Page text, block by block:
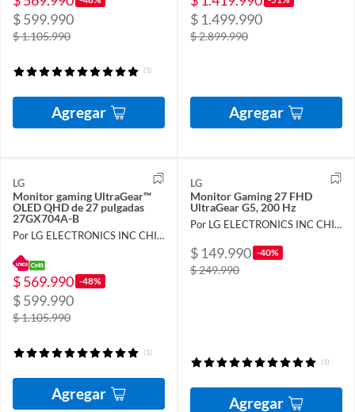
$ 599.990
$ 1.105.990
(1)
Agregar
$ 1.499.990
$ 2.899.990
Agregar
LG
Monitor gaming UltraGear™
OLED QHD de 27 pulgadas
27GX704A-B
Por LG ELECTRONICS INC CHILE LIMITADA
$ 569.990 -48%
$ 599.990
$ 1.105.990
(1)
Agregar
LG
Monitor Gaming 27 FHD
UltraGear G5, 200 Hz
Por LG ELECTRONICS INC CHILE LIMITADA
$ 149.990 -40%
$ 249.990
(1)
Agregar